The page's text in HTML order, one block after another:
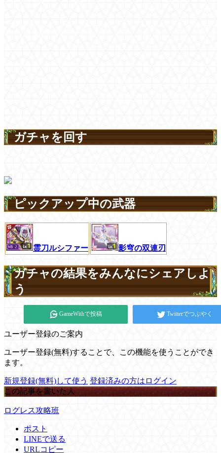
ガチャを回す
ピックアップ中の武器
霊刀ルシファー 影穹の双連刃
ガチャの結果をみんなにシェアしよ
う
GameWithで投稿 Twitterでつぶやく
ユーザー登録のご案内
ユーザー登録(無料)することで、この機能を使うことができ
ます。
新規登録(無料)して使う 登録済みの方はログイン
この記事を書いた人
ログレス攻略班
ポスト
LINEで送る
URLコピー